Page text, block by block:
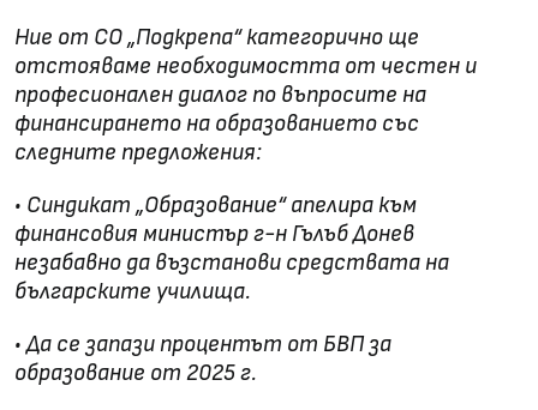
Ние от СО „Подкрепа“ категорично ще
отстояваме необходимостта от честен и
професионален диалог по въпросите на
финансирането на образованието със
следните предложения:
• Синдикат „Образование“ апелира към
финансовия министър г-н Гълъб Донев
незабавно да възстанови средствата на
българските училища.
• Да се запази процентът от БВП за
образование от 2025 г.